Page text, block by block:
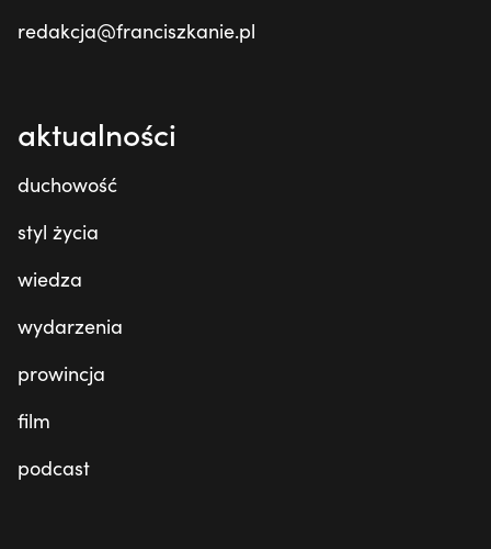
redakcja@franciszkanie.pl
aktualności
duchowość
styl życia
wiedza
wydarzenia
prowincja
film
podcast